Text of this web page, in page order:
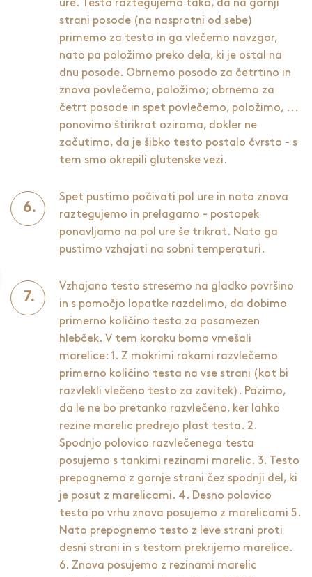
ure. Testo raztegujemo tako, da na gornji
strani posode (na nasprotni od sebe)
primemo za testo in ga vlečemo navzgor,
nato pa položimo preko dela, ki je ostal na
dnu posode. Obrnemo posodo za četrtino in
znova povlečemo, položimo; obrnemo za
četrt posode in spet povlečemo, položimo, ...
ponovimo štirikrat oziroma, dokler ne
začutimo, da je šibko testo postalo čvrsto - s
tem smo okrepili glutenske vezi.
Spet pustimo počivati pol ure in nato znova
raztegujemo in prelagamo - postopek
ponavljamo na pol ure še trikrat. Nato ga
pustimo vzhajati na sobni temperaturi.
Vzhajano testo stresemo na gladko površino
in s pomočjo lopatke razdelimo, da dobimo
primerno količino testa za posamezen
hlebček. V tem koraku bomo vmešali
marelice: 1. Z mokrimi rokami razvlečemo
primerno količino testa na vse strani (kot bi
razvlekli vlečeno testo za zavitek). Pazimo,
da le ne bo pretanko razvlečeno, ker lahko
rezine marelic predrejo plast testa. 2.
Spodnjo polovico razvlečenega testa
posujemo s tankimi rezinami marelic. 3. Testo
prepognemo z gornje strani čez spodnji del, ki
je posut z marelicami. 4. Desno polovico
testa po vrhu znova posujemo z marelicami 5.
Nato prepognemo testo z leve strani proti
desni strani in s testom prekrijemo marelice.
6. Znova posujemo z rezinami marelic